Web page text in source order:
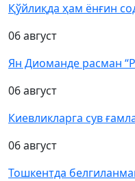
Қўйлиқда ҳам ёнғин
06 август
Ян Диоманде расман
06 август
Киевликларга сув
06 август
Тошкентда